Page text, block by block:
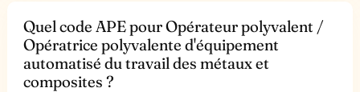
Quel code APE pour Opérateur polyvalent /
Opératrice polyvalente d'équipement
automatisé du travail des métaux et
composites ?